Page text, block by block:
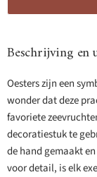
Beschrijving en
Oesters zijn een
wonder dat deze
favoriete
decoratiestuk te
de hand gemaakt
voor detail, is elk